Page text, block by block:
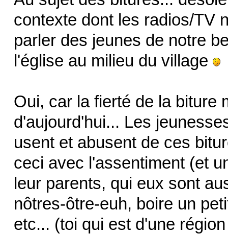
contexte dont les radios/TV
parler des jeunes de notre
l'église au milieu du village
Oui, car la fierté de la biture
d'aujourd'hui... Les
usent et abusent de ces
ceci avec l'assentiment (et
leur parents, qui eux sont
nôtres-ôtre-euh, boire un
etc... (toi qui est d'une